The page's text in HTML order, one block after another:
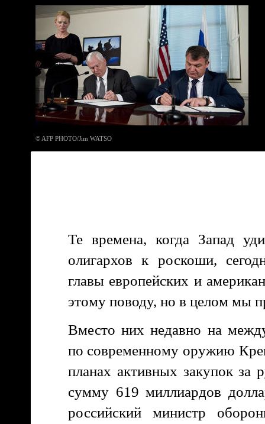
© AFP PHOTO/Jim WATSO
Те времена, когда Запад
олигархов к роскоши,
главы европейских и
этому поводу, но в целом мы
Вместо них недавно на
по современному оружию
планах активных закупок
сумму 619 миллиардов
российский министр